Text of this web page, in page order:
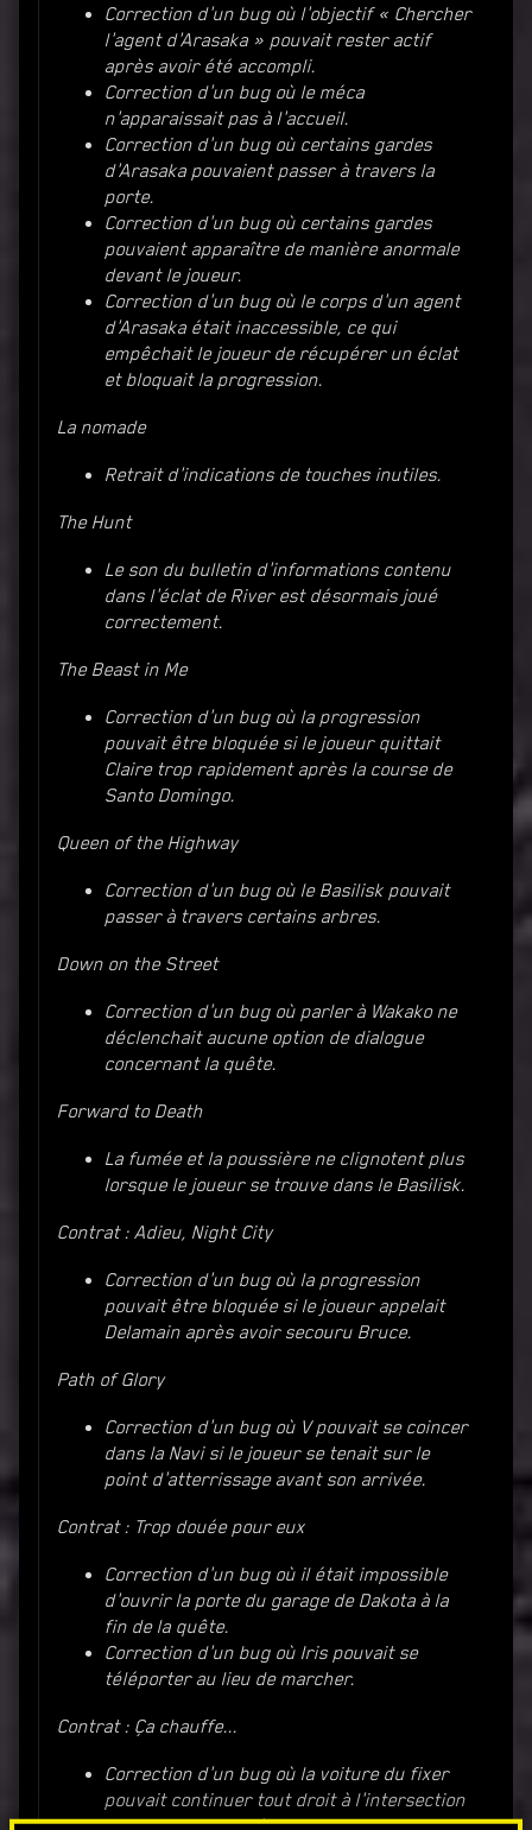
Correction d'un bug où l'objectif « Chercher
l'agent d'Arasaka » pouvait rester actif
après avoir été accompli.
Correction d'un bug où le méca
n'apparaissait pas à l'accueil.
Correction d'un bug où certains gardes
d'Arasaka pouvaient passer à travers la
porte.
Correction d'un bug où certains gardes
pouvaient apparaître de manière anormale
devant le joueur.
Correction d'un bug où le corps d'un agent
d'Arasaka était inaccessible, ce qui
empêchait le joueur de récupérer un éclat
et bloquait la progression.
La nomade
Retrait d'indications de touches inutiles.
The Hunt
Le son du bulletin d'informations contenu
dans l'éclat de River est désormais joué
correctement.
The Beast in Me
Correction d'un bug où la progression
pouvait être bloquée si le joueur quittait
Claire trop rapidement après la course de
Santo Domingo.
Queen of the Highway
Correction d'un bug où le Basilisk pouvait
passer à travers certains arbres.
Down on the Street
Correction d'un bug où parler à Wakako ne
déclenchait aucune option de dialogue
concernant la quête.
Forward to Death
La fumée et la poussière ne clignotent plus
lorsque le joueur se trouve dans le Basilisk.
Contrat : Adieu, Night City
Correction d'un bug où la progression
pouvait être bloquée si le joueur appelait
Delamain après avoir secouru Bruce.
Path of Glory
Correction d'un bug où V pouvait se coincer
dans la Navi si le joueur se tenait sur le
point d'atterrissage avant son arrivée.
Contrat : Trop douée pour eux
Correction d'un bug où il était impossible
d'ouvrir la porte du garage de Dakota à la
fin de la quête.
Correction d'un bug où Iris pouvait se
téléporter au lieu de marcher.
Contrat : Ça chauffe...
Correction d'un bug où la voiture du fixer
pouvait continuer tout droit à l'intersection